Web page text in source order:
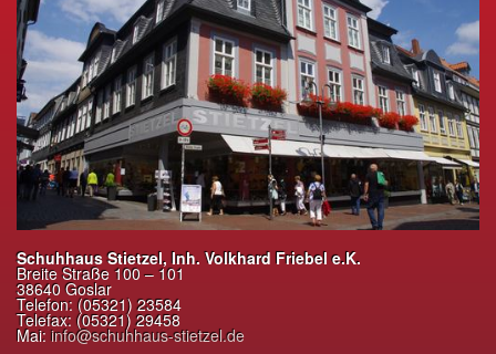
Schuhhaus Stietzel, Inh. Volkhard Friebel e.K.
Breite Straße 100 – 101
38640 Goslar
Telefon: (05321) 23584
Telefax: (05321) 29458
Mai:info@schuhhaus-stietzel.de